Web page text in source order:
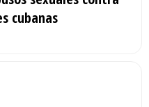
cubanas